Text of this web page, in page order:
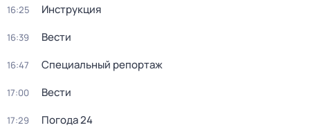
16:25 Инструкция
16:39 Вести
16:47 Специальный репортаж
17:00 Вести
17:29 Погода 24